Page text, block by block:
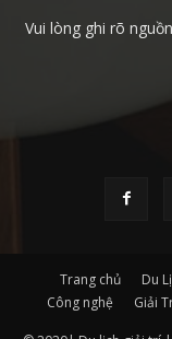
Vui lòng ghi rõ
Trang chủ Du
Công nghệ
Giải